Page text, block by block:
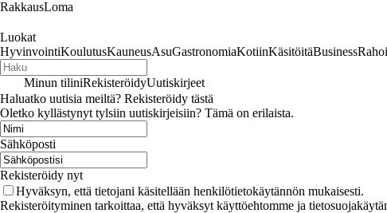
RakkausLoma
Luokat
HyvinvointiKoulutusKauneusAsuGastronomiaKotiinKäsitöitäBusiness
Minun tiliniRekisteröidyUutiskirjeet
Haluatko uutisia meiltä? Rekisteröidy tästä
Oletko kyllästynyt tylsiin uutiskirjeisiin? Tämä on erilaista.
Sähköposti
Rekisteröidy nyt
Hyväksyn, että tietojani käsitellään henkilötietokäytännön mukaisesti.
Rekisteröityminen tarkoittaa, että hyväksyt käyttöehtomme ja